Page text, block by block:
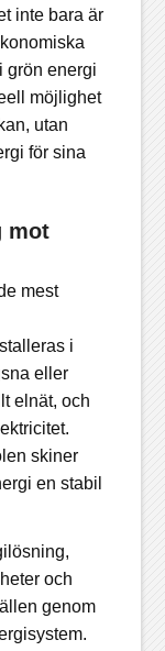
inte bara är
grön energi
möjlighet
utan
för sina
mot
mest
i
eller
elnät, och
skiner
en stabil
och
genom